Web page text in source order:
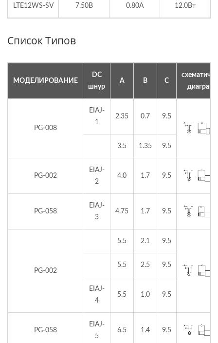
LTE12WS-SV 7.50В 0.80А 12.0Вт
Список Типов
МОДЕЛИРОВАНИЕ
DC
шнур
A B C
PG-008
EIAJ-
1
2.35 0.7 9.5
3.5 1.35 9.5
PG-002
EIAJ-
2
4.0 1.7 9.5
PG-058
EIAJ-
3
4.75 1.7 9.5
PG-002
5.5 2.1 9.5
5.5 2.5 9.5
EIAJ-
4
5.5 1.0 9.5
PG-058
EIAJ-
5
6.5 1.4 9.5